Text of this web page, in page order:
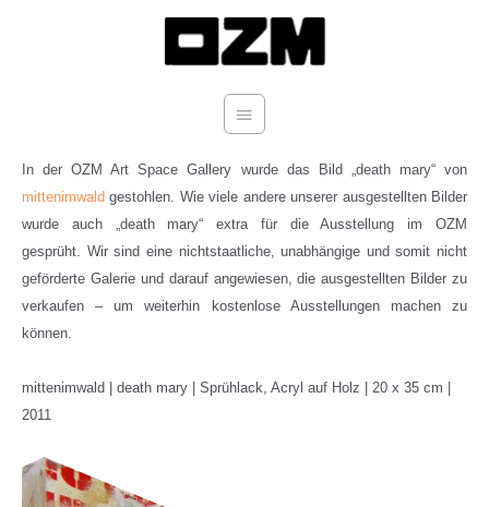
Hauptmenü
In der OZM Art Space Gallery wurde das Bild „death mary“ von
mittenimwald gestohlen. Wie viele andere unserer ausgestellten Bilder
wurde auch „death mary“ extra für die Ausstellung im OZM
gesprüht. Wir sind eine nichtstaatliche, unabhängige und somit nicht
geförderte Galerie und darauf angewiesen, die ausgestellten Bilder zu
verkaufen – um weiterhin kostenlose Ausstellungen machen zu
können.
mittenimwald | death mary | Sprühlack, Acryl auf Holz | 20 x 35 cm |
2011